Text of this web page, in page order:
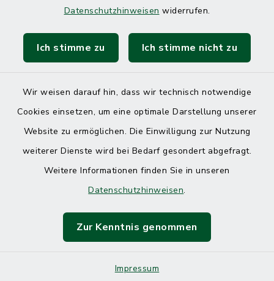
Datenschutzhinweisen widerrufen.
Ich stimme zu Ich stimme nicht zu
Wir weisen darauf hin, dass wir technisch notwendige
Cookies einsetzen, um eine optimale Darstellung unserer
Website zu ermöglichen. Die Einwilligung zur Nutzung
weiterer Dienste wird bei Bedarf gesondert abgefragt.
Weitere Informationen finden Sie in unseren
Datenschutzhinweisen.
Zur Kenntnis genommen
Impressum
Kontakt
Datenschutz
Impressum
Cookie-Einstellungen